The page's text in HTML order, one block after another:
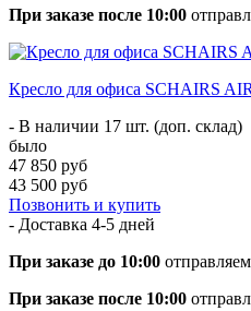
При заказе после 10:00
Кресло для офиса SCHAIRS
- В наличии 17 шт. (доп. склад)
было
47 850 руб
43 500 руб
Позвонить и купить
- Доставка 4-5 дней
При заказе до 10:00
При заказе после 10:00